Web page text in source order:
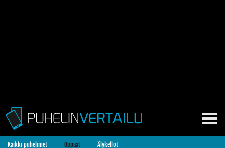
Kaikki puhelimet Oppaat Älykellot